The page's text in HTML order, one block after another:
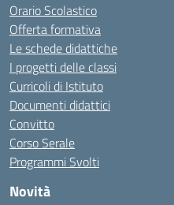
Orario Scolastico
Offerta formativa
Le schede didattiche
I progetti delle classi
Curricoli di Istituto
Documenti didattici
Convitto
Corso Serale
Programmi Svolti
Novità